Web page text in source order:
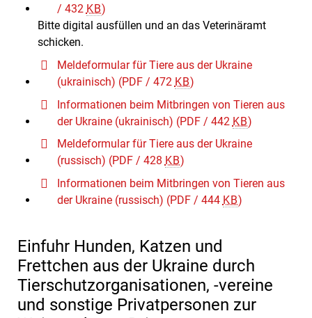
/ 432 KB)
Bitte digital ausfüllen und an das Veterinäramt
schicken.
Meldeformular für Tiere aus der Ukraine
(ukrainisch) (PDF / 472 KB)
Informationen beim Mitbringen von Tieren aus
der Ukraine (ukrainisch) (PDF / 442 KB)
Meldeformular für Tiere aus der Ukraine
(russisch) (PDF / 428 KB)
Informationen beim Mitbringen von Tieren aus
der Ukraine (russisch) (PDF / 444 KB)
Einfuhr Hunden, Katzen und
Frettchen aus der Ukraine durch
Tierschutzorganisationen, -vereine
und sonstige Privatpersonen zur